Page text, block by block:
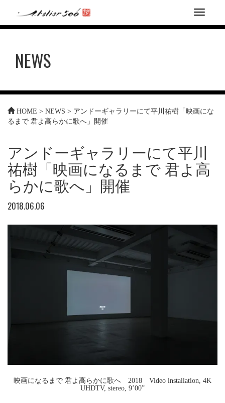
T
v
g
n
NEWS
HOME > NEWS > アンドーギャラリーにて平川祐樹「映画にな
るまで 君よ高らかに歌へ」開催
アンドーギャラリーにて平川
祐樹「映画になるまで 君よ高
らかに歌へ」開催
2018.06.06
映画になるまで 君よ高らかに歌へ 2018 Video installation, 4K
UHDTV, stereo, 9’00”